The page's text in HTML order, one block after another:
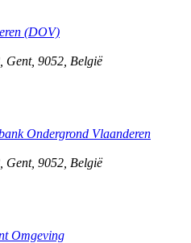
(DOV)
Gent, 9052 België
Ondergrond Vlaanderen
Gent, 9052 België
Omgeving